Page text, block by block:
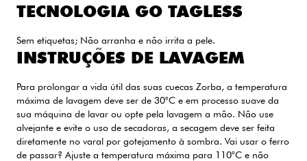
TECNOLOGIA GO TAGLESS
Sem etiquetas; Não arranha e não irrita a pele.
INSTRUÇÕES DE LAVAGEM
Para prolongar a vida útil das suas cuecas Zorba, a temperatura
máxima de lavagem deve ser de 30°C e em processo suave da
sua máquina de lavar ou opte pela lavagem a mão. Não use
alvejante e evite o uso de secadoras, a secagem deve ser feita
diretamente no varal por gotejamento à sombra. Vai usar o ferro
de passar? Ajuste a temperatura máxima para 110°C e não